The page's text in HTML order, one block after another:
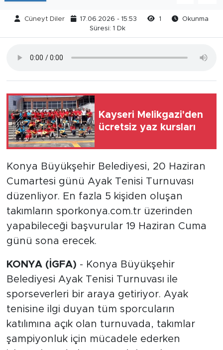
Cüneyt Diler 17.06.2026 - 15:53 1
Okunma
Süresi: 1 Dk
Kayseri Melikgazi'den
ücretsiz yaz kursları
Konya Büyükşehir Belediyesi, 20 Haziran
Cumartesi günü Ayak Tenisi Turnuvası
düzenliyor. En fazla 5 kişiden oluşan
takımların sporkonya.com.tr üzerinden
yapabileceği başvurular 19 Haziran Cuma
günü sona erecek.
KONYA (İGFA) - Konya Büyükşehir
Belediyesi Ayak Tenisi Turnuvası ile
sporseverleri bir araya getiriyor. Ayak
tenisine ilgi duyan tüm sporcuların
katılımına açık olan turnuvada, takımlar
şampiyonluk için mücadele ederken